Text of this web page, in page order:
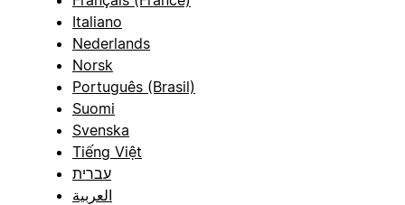
Italiano
Nederlands
Norsk
Português (Brasil)
Suomi
Svenska
Tiếng Việt
עברית
العربية